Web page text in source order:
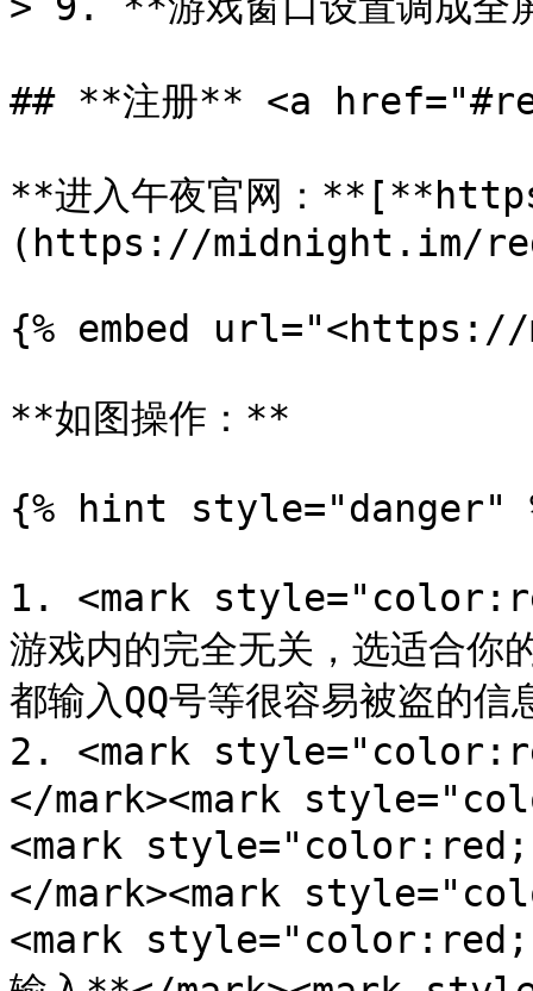
## **注册** <a
**进入午夜官网：
(https://midnight.im/
{% embed
**如图操作：**
{% hint style="danger"
1. <mark
游戏内的完全无关，选适合你
都输入QQ号等很容易被盗的
2. <mark
</mark><mark
<mark
</mark><mark
<mark